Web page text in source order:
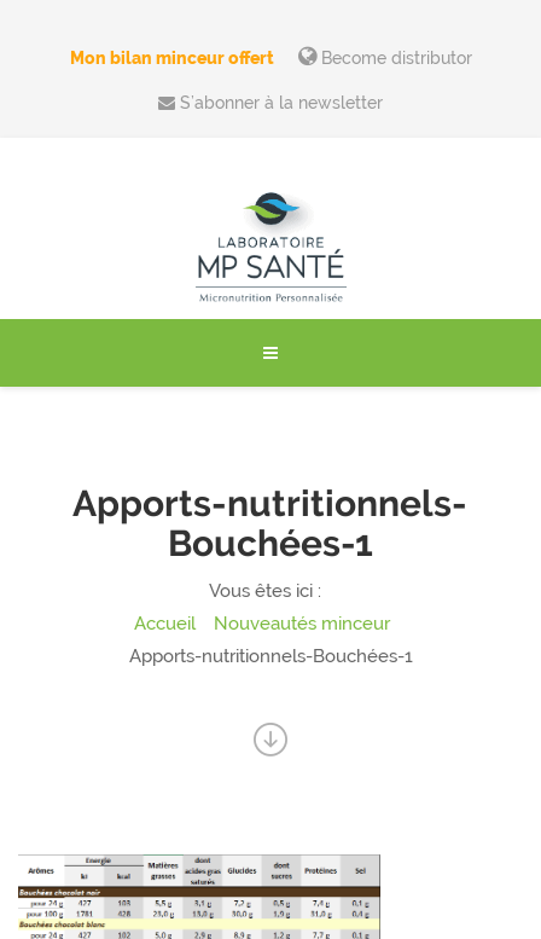
Mon bilan minceur offert Become distributor
S’abonner à la newsletter
Apports-nutritionnels-
Bouchées-1
Vous êtes ici :
Accueil
Nouveautés minceur
Apports-nutritionnels-Bouchées-1